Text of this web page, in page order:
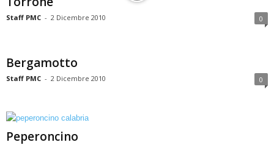
Staff PMC - 2 Dicembre 2010 0
Bergamotto
Staff PMC - 2 Dicembre 2010 0
Peperoncino